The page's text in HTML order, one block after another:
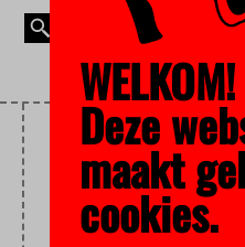
WELKOM!
Deze
maakt
cookies.